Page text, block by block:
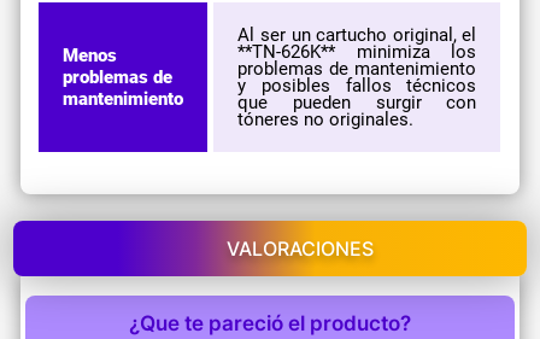
Menos
problemas de
mantenimiento
Al ser un cartucho original, el
**TN-626K** minimiza los
problemas de mantenimiento
y posibles fallos técnicos
que pueden surgir con
tóneres no originales.
VALORACIONES
¿Que te pareció el producto?